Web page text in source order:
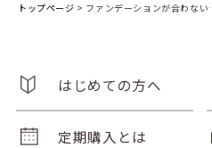
トップページ > ファンデーションが合わな
はじめての方へ
定期購入とは